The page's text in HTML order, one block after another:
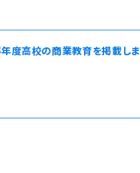
度高校の商業教育を掲載しま